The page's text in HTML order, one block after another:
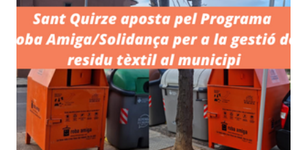
EN
LA
MARATÓ
D’UPCYCLING
DE
L’ESCOLA
DE
DISSENY
BAU